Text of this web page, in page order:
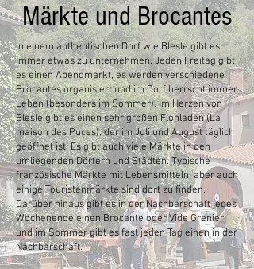
Märkte und Brocantes
In einem authentischen Dorf wie Blesle gibt es
immer etwas zu unternehmen. Jeden Freitag gibt
es einen Abendmarkt, es werden verschiedene
Brocantes organisiert und im Dorf herrscht immer
Leben (besonders im Sommer). Im Herzen von
Blesle gibt es einen sehr großen Flohladen (La
maison des Puces), der im Juli und August täglich
geöffnet ist. Es gibt auch viele Märkte in den
umliegenden Dörfern und Städten. Typische
französische Märkte mit Lebensmitteln, aber auch
einige Touristenmärkte sind dort zu finden.
Darüber hinaus gibt es in der Nachbarschaft jedes
Wochenende einen Brocante oder Vide Grenier,
und im Sommer gibt es fast jeden Tag einen in der
Nachbarschaft.